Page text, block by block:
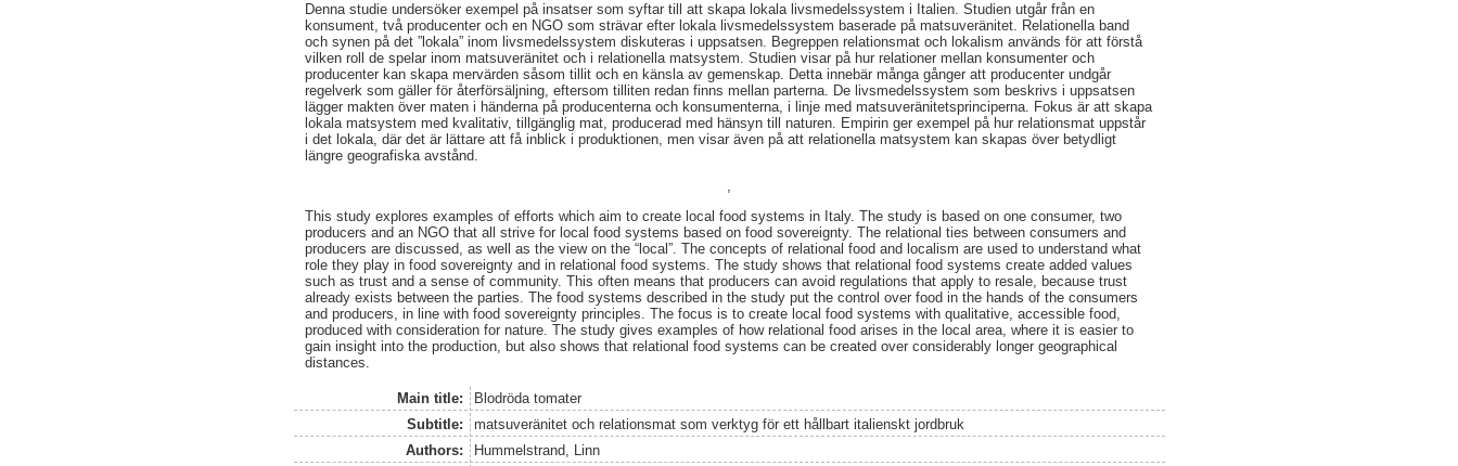
Denna studie undersöker exempel på insatser som syftar till att skapa lokala livsmedelssystem i Italien. Studien utgår från en
konsument, två producenter och en NGO som strävar efter lokala livsmedelssystem baserade på matsuveränitet. Relationella band
och synen på det ”lokala” inom livsmedelssystem diskuteras i uppsatsen. Begreppen relationsmat och lokalism används för att förstå
vilken roll de spelar inom matsuveränitet och i relationella matsystem. Studien visar på hur relationer mellan konsumenter och
producenter kan skapa mervärden såsom tillit och en känsla av gemenskap. Detta innebär många gånger att producenter undgår
regelverk som gäller för återförsäljning, eftersom tilliten redan finns mellan parterna. De livsmedelssystem som beskrivs i uppsatsen
lägger makten över maten i händerna på producenterna och konsumenterna, i linje med matsuveränitetsprinciperna. Fokus är att skapa
lokala matsystem med kvalitativ, tillgänglig mat, producerad med hänsyn till naturen. Empirin ger exempel på hur relationsmat uppstår
i det lokala, där det är lättare att få inblick i produktionen, men visar även på att relationella matsystem kan skapas över betydligt
längre geografiska avstånd.
This study explores examples of efforts which aim to create local food systems in Italy. The study is based on one consumer, two
producers and an NGO that all strive for local food systems based on food sovereignty. The relational ties between consumers and
producers are discussed, as well as the view on the “local”. The concepts of relational food and localism are used to understand what
role they play in food sovereignty and in relational food systems. The study shows that relational food systems create added values
such as trust and a sense of community. This often means that producers can avoid regulations that apply to resale, because trust
already exists between the parties. The food systems described in the study put the control over food in the hands of the consumers
and producers, in line with food sovereignty principles. The focus is to create local food systems with qualitative, accessible food,
produced with consideration for nature. The study gives examples of how relational food arises in the local area, where it is easier to
gain insight into the production, but also shows that relational food systems can be created over considerably longer geographical
distances.
Main title:
Blodröda tomater
Subtitle:
matsuveränitet och relationsmat som verktyg för ett hållbart italienskt jordbruk
Authors:
Hummelstrand, Linn